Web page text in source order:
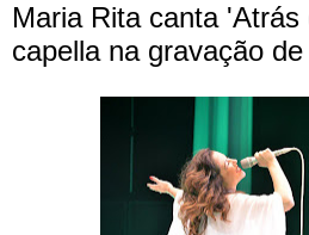
Maria Rita canta
capella na gravação